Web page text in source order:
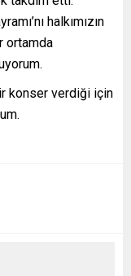
halkımızın
ortamda
konser verdiği için